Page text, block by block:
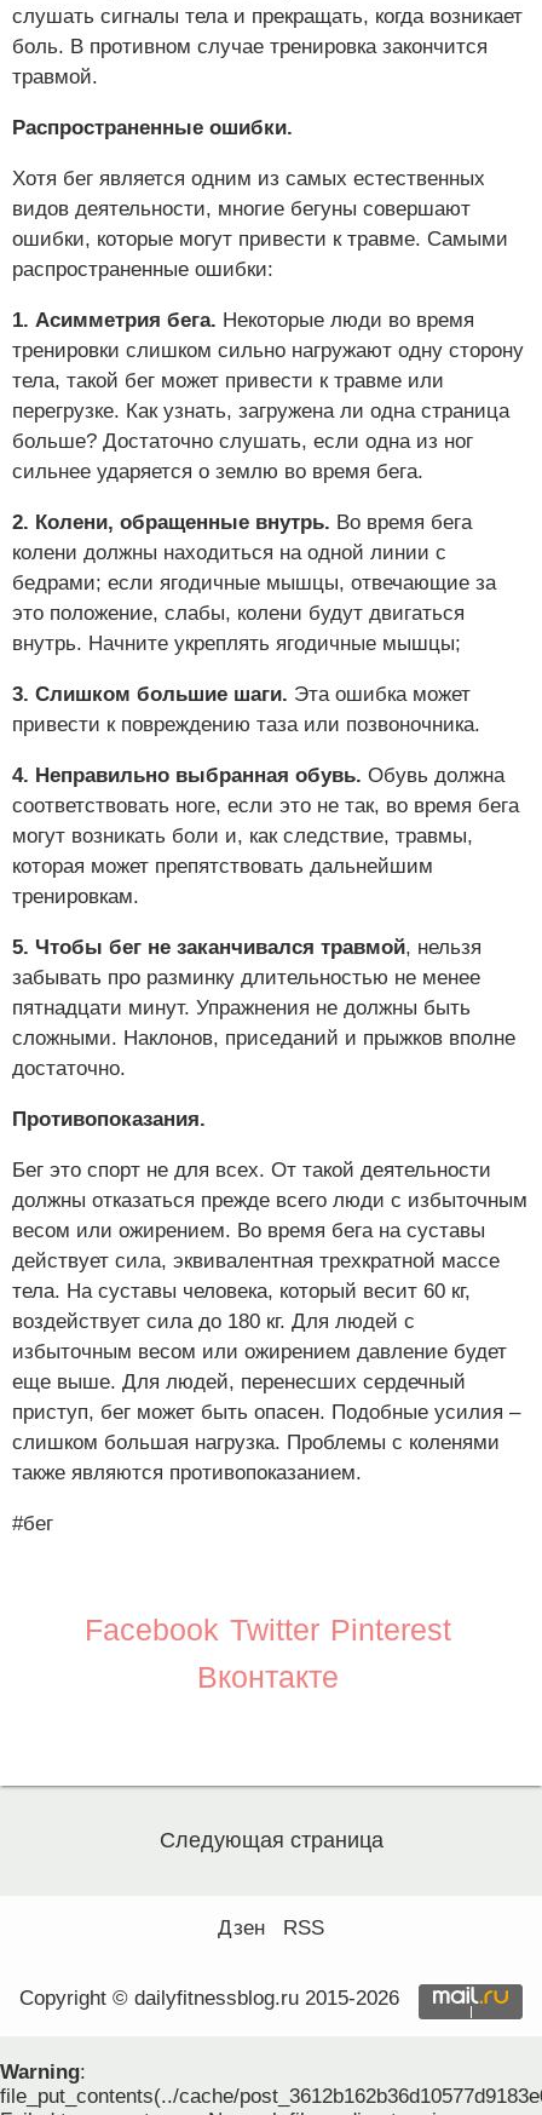
слушать сигналы тела и прекращать, когда возникает
боль. В противном случае тренировка закончится
травмой.
Распространенные ошибки.
Хотя бег является одним из самых естественных
видов деятельности, многие бегуны совершают
ошибки, которые могут привести к травме. Самыми
распространенные ошибки:
1. Асимметрия бега. Некоторые люди во время
тренировки слишком сильно нагружают одну сторону
тела, такой бег может привести к травме или
перегрузке. Как узнать, загружена ли одна страница
больше? Достаточно слушать, если одна из ног
сильнее ударяется о землю во время бега.
2. Колени, обращенные внутрь. Во время бега
колени должны находиться на одной линии с
бедрами; если ягодичные мышцы, отвечающие за
это положение, слабы, колени будут двигаться
внутрь. Начните укреплять ягодичные мышцы;
3. Слишком большие шаги. Эта ошибка может
привести к повреждению таза или позвоночника.
4. Неправильно выбранная обувь. Обувь должна
соответствовать ноге, если это не так, во время бега
могут возникать боли и, как следствие, травмы,
которая может препятствовать дальнейшим
тренировкам.
5. Чтобы бег не заканчивался травмой, нельзя
забывать про разминку длительностью не менее
пятнадцати минут. Упражнения не должны быть
сложными. Наклонов, приседаний и прыжков вполне
достаточно.
Противопоказания.
Бег это спорт не для всех. От такой деятельности
должны отказаться прежде всего люди с избыточным
весом или ожирением. Во время бега на суставы
действует сила, эквивалентная трехкратной массе
тела. На суставы человека, который весит 60 кг,
воздействует сила до 180 кг. Для людей с
избыточным весом или ожирением давление будет
еще выше. Для людей, перенесших сердечный
приступ, бег может быть опасен. Подобные усилия –
слишком большая нагрузка. Проблемы с коленями
также являются противопоказанием.
#бег
Facebook Twitter Pinterest
Вконтакте
Следующая страница
Дзен RSS
Copyright © dailyfitnessblog.ru 2015-2026
Warning:
file_put_contents(../cache/